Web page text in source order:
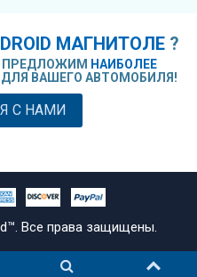
МАГНИТОЛЕ ?
ПРЕДЛОЖИМ НАИБОЛЕЕ
ДЛЯ ВАШЕГО АВТОМОБИЛЯ!
С НАМИ
Все права защищены.